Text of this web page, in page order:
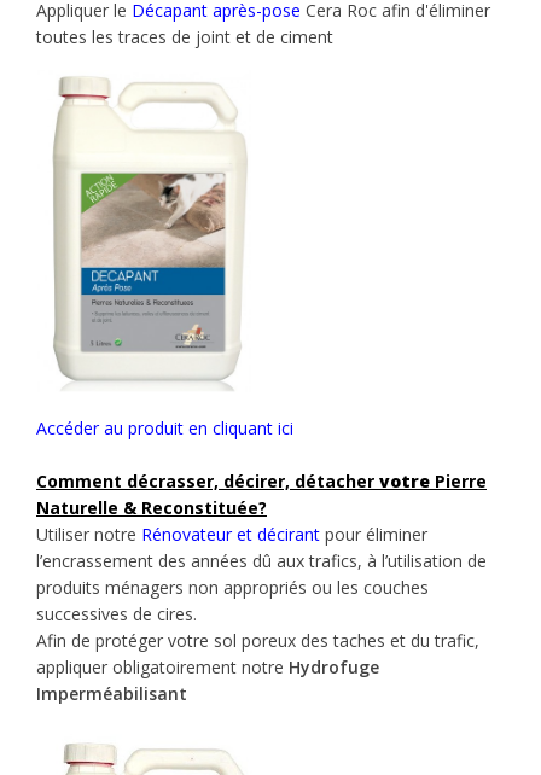
Appliquer le Décapant après-pose Cera Roc afin d'éliminer
toutes les traces de joint et de ciment
Accéder au produit en cliquant ici
Comment décrasser, décirer, détacher votre Pierre
Naturelle & Reconstituée?
Utiliser notre Rénovateur et décirant pour éliminer
l’encrassement des années dû aux trafics, à l’utilisation de
produits ménagers non appropriés ou les couches
successives de cires.
Afin de protéger votre sol poreux des taches et du trafic,
appliquer obligatoirement notre Hydrofuge
Imperméabilisant